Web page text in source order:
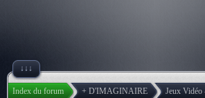
↓↓↓
Index du forum + D'IMAGINAIRE Jeux Vidéo